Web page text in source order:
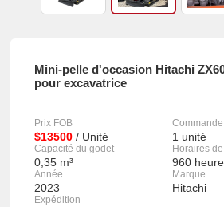
Mini-pelle d'occasion Hitachi
pour excavatrice
Prix FOB
$13500 / Unité 1 unité
Capacité du godet
0,35 m³
Horaires de
960
Année
2023
Marque
Hitachi
Expédition